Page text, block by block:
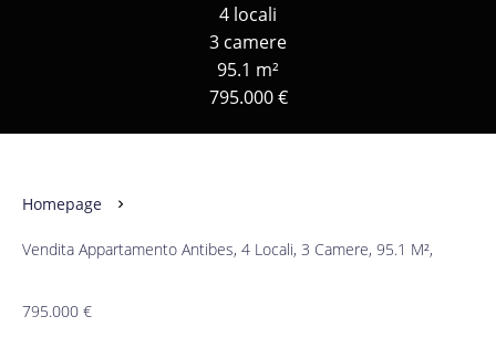
4 locali
3 camere
95.1 m²
795.000 €
Homepage
Vendita Appartamento Antibes, 4 Locali, 3 Camere, 95.1 M²,
795.000 €